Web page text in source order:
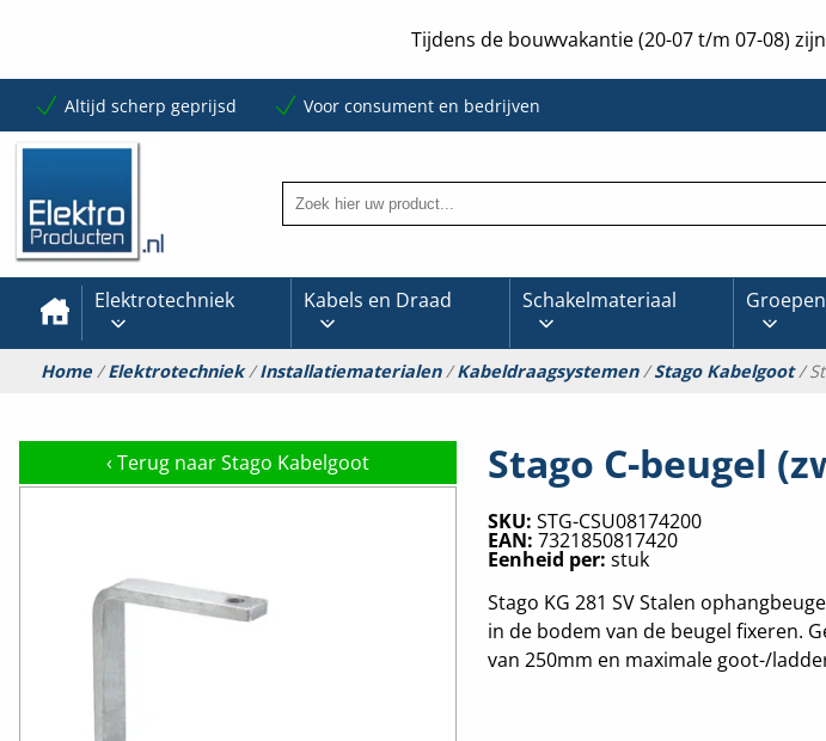
Tijdens de bouwvakantie (20-07 t/m 07-08)
Altijd scherp geprijsd Voor consument en bedrijven
Elektrotechniek Kabels en Draad Schakelmateriaal
Home/Elektrotechniek/Installatiematerialen/Kabeldraagsystemen/Stago Kabelgoot/
‹ Terug naar Stago Kabelgoot Stago C-beugel
SKU: STG-CSU08174200
EAN: 7321850817420
Eenheid per: stuk
Stago KG 281 SV Stalen
in de bodem van de beugel fixeren.
van 250mm en maximale goot-/